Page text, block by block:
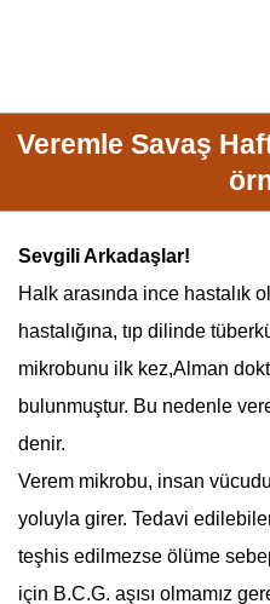
Veremle Savaş
Sevgili Arkadaşlar!
Halk arasında ince hastalık
hastalığına, tıp dilinde
mikrobunu ilk kez,Alman
bulunmuştur. Bu nedenle
denir.
Verem mikrobu, insan
yoluyla girer. Tedavi
teşhis edilmezse ölüme
için B.C.G. aşısı olmamız